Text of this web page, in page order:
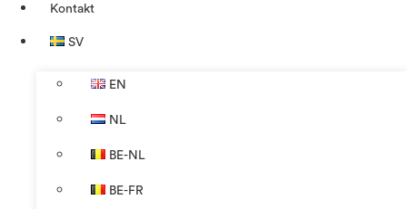
Kontakt
SV
EN
NL
BE-NL
BE-FR